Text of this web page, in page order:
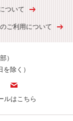
ついて
ご利用について
）
除く）
ルはこちら